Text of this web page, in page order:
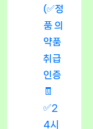
(✅정
품 의
약품
취급
인증
🧾
✅2
4시